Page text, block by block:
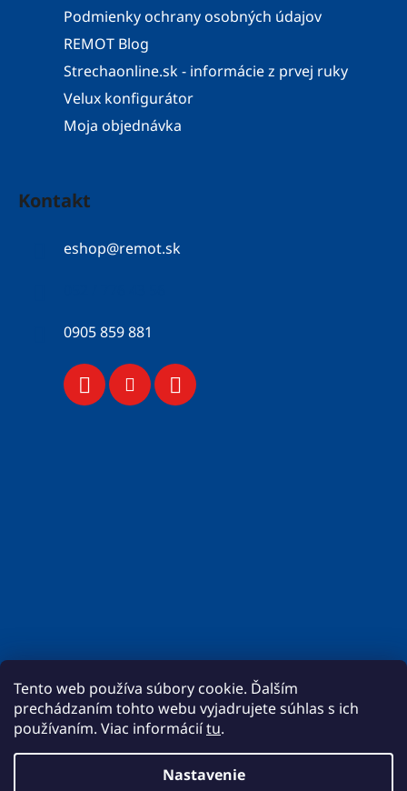
Tento web používa súbory cookie. Ďalším
prechádzaním tohto webu vyjadrujete súhlas s ich
používaním. Viac informáciítu.
Nastavenie
Podmienky ochrany osobných údajov
REMOT Blog
Strechaonline.sk - informácie z prvej ruky
Velux konfigurátor
Moja objednávka
Kontakt
eshop@remot.sk
0905 859 881